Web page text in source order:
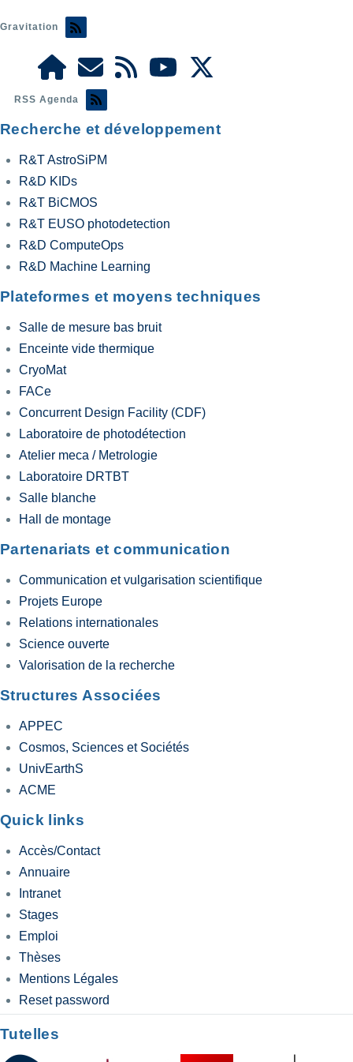
Gravitation
RSS Agenda
Recherche et développement
R&T AstroSiPM
R&D KIDs
R&T BiCMOS
R&T EUSO photodetection
R&D ComputeOps
R&D Machine Learning
Plateformes et moyens techniques
Salle de mesure bas bruit
Enceinte vide thermique
CryoMat
FACe
Concurrent Design Facility (CDF)
Laboratoire de photodétection
Atelier meca / Metrologie
Laboratoire DRTBT
Salle blanche
Hall de montage
Partenariats et communication
Communication et vulgarisation scientifique
Projets Europe
Relations internationales
Science ouverte
Valorisation de la recherche
Structures Associées
APPEC
Cosmos, Sciences et Sociétés
UnivEarthS
ACME
Quick links
Accès/Contact
Annuaire
Intranet
Stages
Emploi
Thèses
Mentions Légales
Reset password
Tutelles